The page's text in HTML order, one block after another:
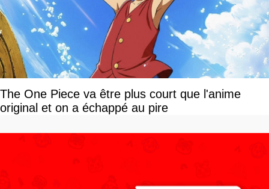
The One Piece va être plus court que l'anime
original et on a échappé au pire